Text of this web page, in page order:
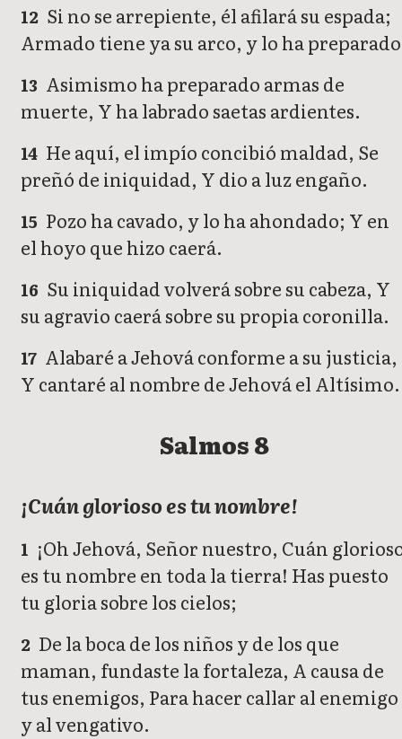
12 Si no se arrepiente, él afilará su espada;
Armado tiene ya su arco, y lo ha
13 Asimismo ha preparado armas de
muerte, Y ha labrado saetas ardientes.
14 He aquí, el impío concibió maldad, Se
preñó de iniquidad, Y dio a luz engaño.
15 Pozo ha cavado, y lo ha ahondado; Y en
el hoyo que hizo caerá.
16 Su iniquidad volverá sobre su cabeza, Y
su agravio caerá sobre su propia coronilla.
17 Alabaré a Jehová conforme a su justicia,
Y cantaré al nombre de Jehová el Altísimo.
Salmos 8
¡Cuán glorioso es tu nombre!
1 ¡Oh Jehová, Señor nuestro, Cuán
es tu nombre en toda la tierra! Has puesto
tu gloria sobre los cielos;
2 De la boca de los niños y de los que
maman, fundaste la fortaleza, A causa de
tus enemigos, Para hacer callar al enemigo
y al vengativo.